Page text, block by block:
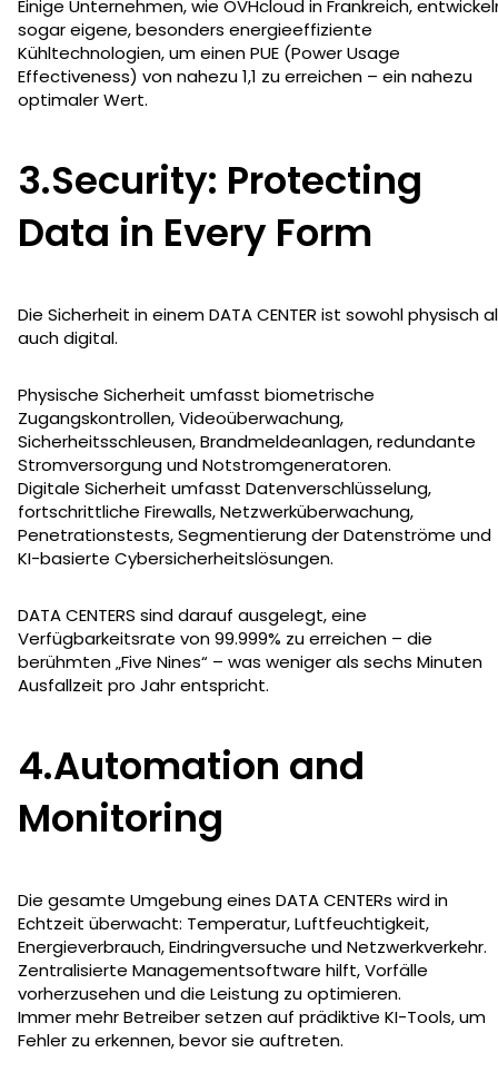
Einige Unternehmen, wie OVHcloud in Frankreich,
sogar eigene, besonders energieeffiziente
Kühltechnologien, um einen PUE (Power Usage
Effectiveness) von nahezu 1,1 zu erreichen – ein nahezu
optimaler Wert.
3.Security: Protecting
Data in Every Form
Die Sicherheit in einem DATA CENTER ist sowohl physisch
auch digital.
Physische Sicherheit umfasst biometrische
Zugangskontrollen, Videoüberwachung,
Sicherheitsschleusen, Brandmeldeanlagen, redundante
Stromversorgung und Notstromgeneratoren.
Digitale Sicherheit umfasst Datenverschlüsselung,
fortschrittliche Firewalls, Netzwerküberwachung,
Penetrationstests, Segmentierung der Datenströme und
KI-basierte Cybersicherheitslösungen.
DATA CENTERS sind darauf ausgelegt, eine
Verfügbarkeitsrate von 99.999% zu erreichen – die
berühmten „Five Nines“ – was weniger als sechs Minuten
Ausfallzeit pro Jahr entspricht.
4.Automation and
Monitoring
Die gesamte Umgebung eines DATA CENTERs wird in
Echtzeit überwacht: Temperatur, Luftfeuchtigkeit,
Energieverbrauch, Eindringversuche und Netzwerkverkehr.
Zentralisierte Managementsoftware hilft, Vorfälle
vorherzusehen und die Leistung zu optimieren.
Immer mehr Betreiber setzen auf prädiktive KI-Tools, um
Fehler zu erkennen, bevor sie auftreten.